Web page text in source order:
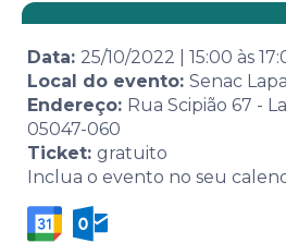
Data: 25/10/2022 15:00 às
Local do evento: Senac
Endereço: Rua Scipião 67 -
05047-060
Ticket: gratuito
Inclua o evento no seu